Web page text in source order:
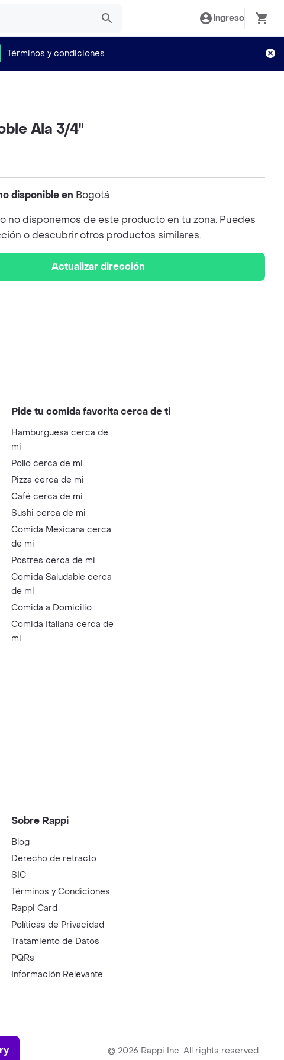
Ingreso
Términos y condiciones
Ala 3/4"
disponible en Bogotá
no disponemos de este producto en tu zona. Puedes
o descubrir otros productos similares.
Actualizar dirección
Pide tu comida favorita cerca de ti
Hamburguesa cerca de
mi
Pollo cerca de mi
Pizza cerca de mi
Café cerca de mi
Sushi cerca de mi
Comida Mexicana cerca
de mi
Postres cerca de mi
Comida Saludable cerca
de mi
Comida a Domicilio
Comida Italiana cerca de
mi
Sobre Rappi
Blog
Derecho de retracto
SIC
Términos y Condiciones
Rappi Card
Políticas de Privacidad
Tratamiento de Datos
PQRs
Información Relevante
© 2026 Rappi Inc. All rights reserved.